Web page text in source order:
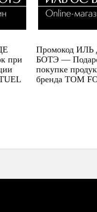
при
Промокод ИЛЬ
БОТЭ —
покупке
бренда TOM